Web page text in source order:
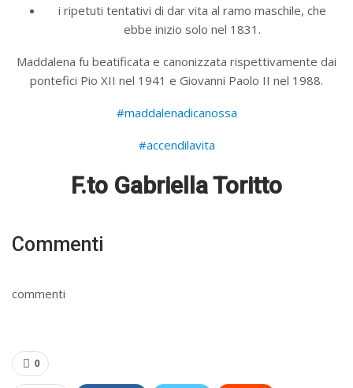
i ripetuti tentativi di dar vita al ramo maschile, che
ebbe inizio solo nel 1831.
Maddalena fu beatificata e canonizzata rispettivamente dai
pontefici Pio XII nel 1941 e Giovanni Paolo II nel 1988.
#maddalenadicanossa
#accendilavita
F.to Gabriella Toritto
Commenti
commenti
0